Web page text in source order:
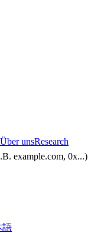
Über unsResearch
example.com, 0x...)
語